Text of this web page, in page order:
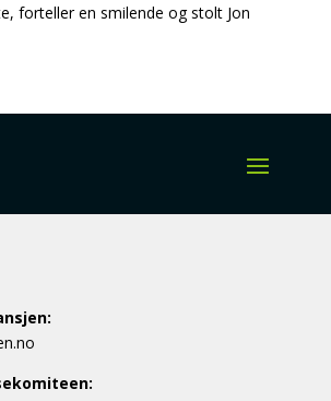
forteller en smilende og stolt Jon